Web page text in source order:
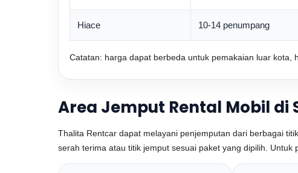
Hiace 10-14 penumpang
Catatan: harga dapat berbeda untuk pemakaian luar kota,
Area Jemput Rental Mobil di
Thalita Rentcar dapat melayani penjemputan dari berbagai
serah terima atau titik jemput sesuai paket yang dipilih.